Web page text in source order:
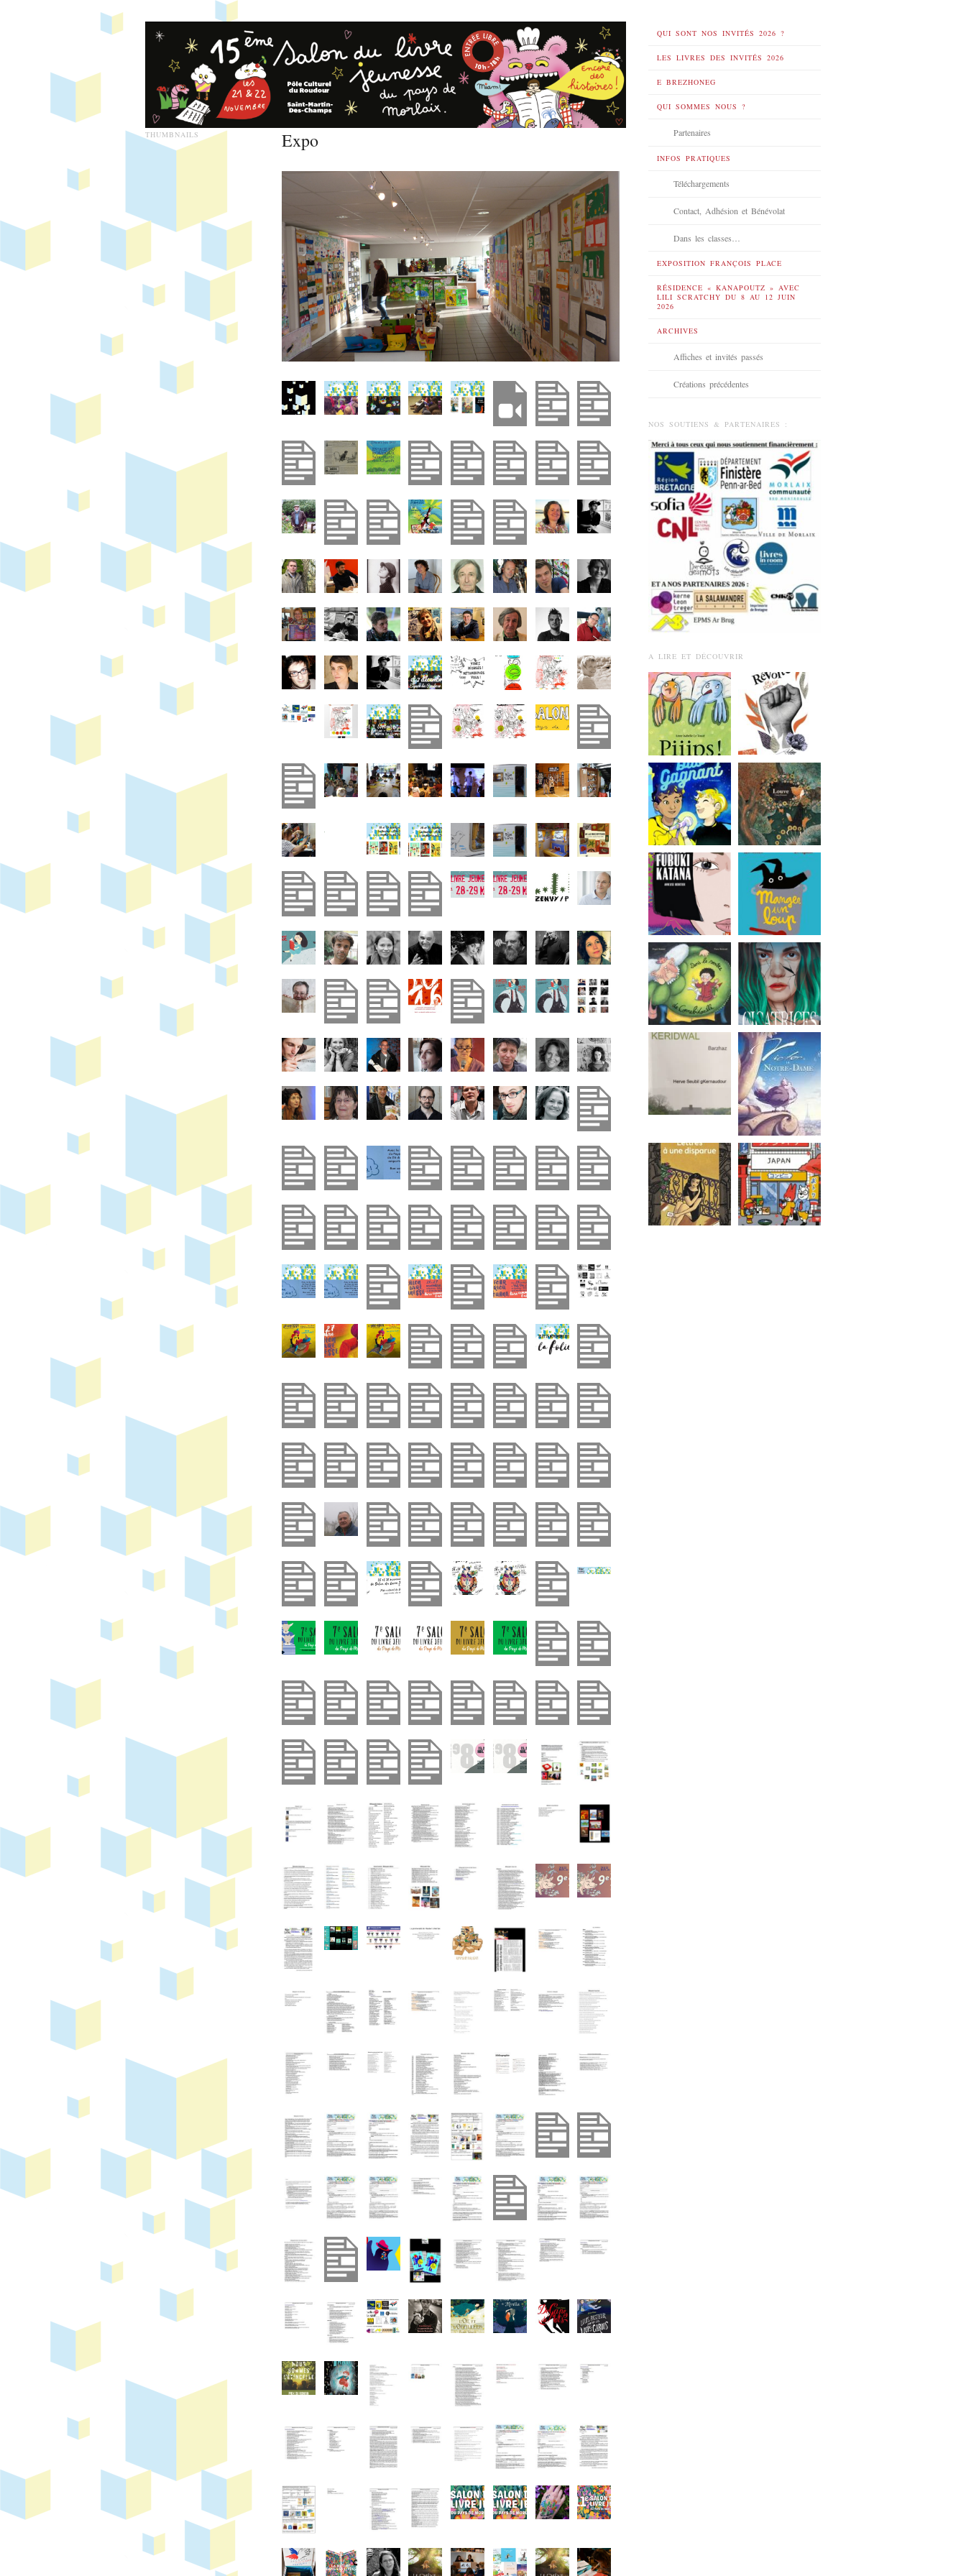
QUI SONT NOS INVITÉS 2026 ?
LES LIVRES DES INVITÉS 2026
E BREZHONEG
QUI SOMMES NOUS ?
Partenaires
INFOS PRATIQUES
Téléchargements
Contact, Adhésion et Bénévolat
Dans les classes…
EXPOSITION FRANÇOIS PLACE
RÉSIDENCE « KANAPOUTZ » AVEC
LILI SCRATCHY DU 8 AU 12 JUIN
2026
ARCHIVES
Affiches et invités passés
Créations précédentes
Expo
THUMBNAILS
NOS SOUTIENS & PARTENAIRES :
A LIRE ET DÉCOUVRIR